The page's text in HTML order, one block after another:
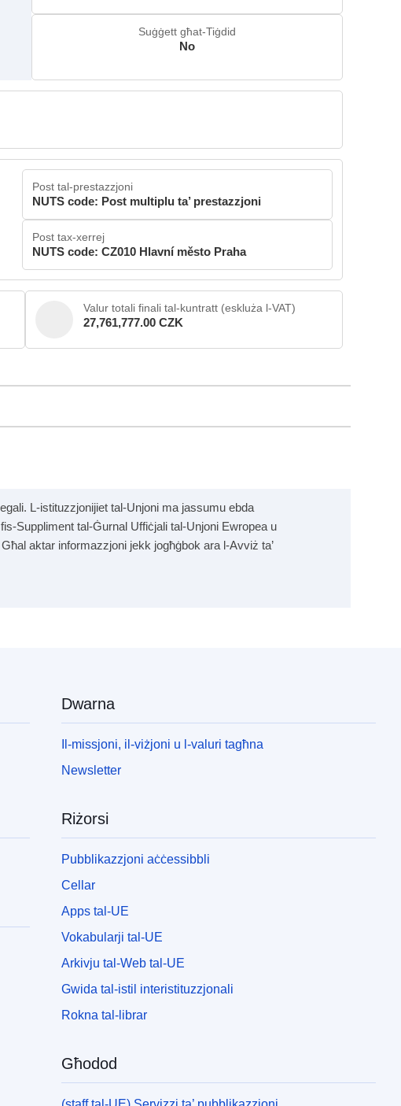
Suġġett għat-Tiġdid
No
Post tal-prestazzjoni
NUTS code: Post multiplu ta’ prestazzjoni
Post tax-xerrej
NUTS code: CZ010 Hlavní město Praha
Valur totali finali tal-kuntratt (eskluża l-VAT)
27,761,777.00 CZK
L-istituzzjonijiet tal-Unjoni ma jassumu ebda
Suppliment tal-Ġurnal Uffiċjali tal-Unjoni Ewropea u
aktar informazzjoni jekk jogħġbok ara l-Avviż ta’
Dwarna
Il-missjoni, il-viżjoni u l-valuri tagħna
Newsletter
Riżorsi
Pubblikazzjoni aċċessibbli
Cellar
Apps tal-UE
Vokabularji tal-UE
Arkivju tal-Web tal-UE
Gwida tal-istil interistituzzjonali
Rokna tal-librar
Għodod